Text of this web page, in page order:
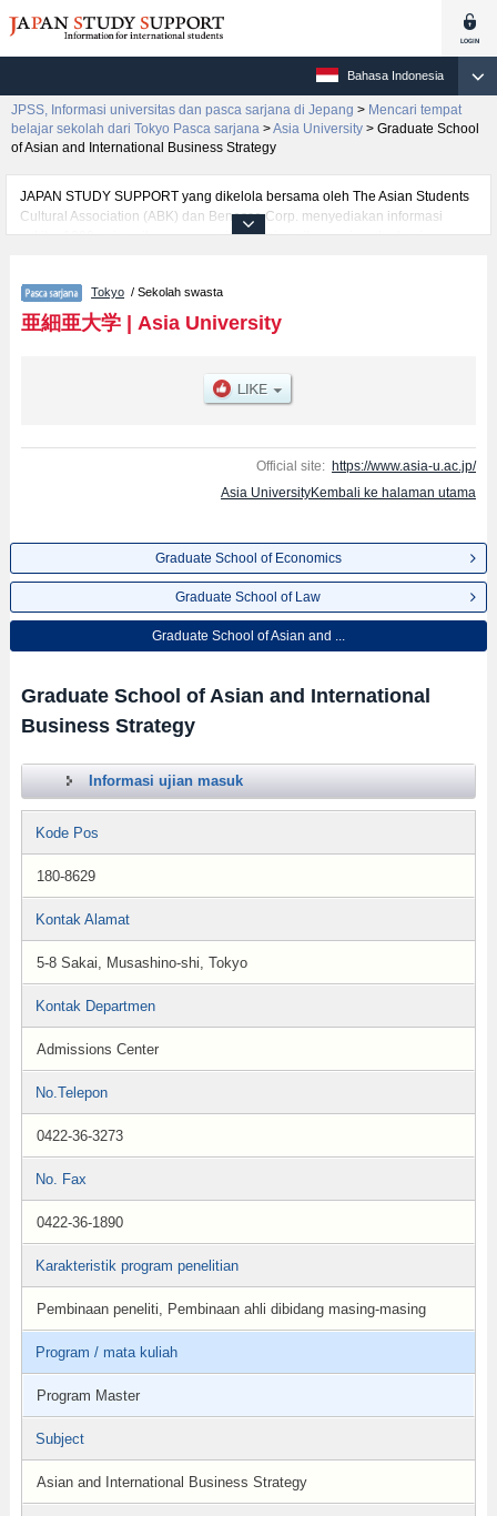
Bahasa Indonesia
JPSS, Informasi universitas dan pasca sarjana di Jepang > Mencari tempat
belajar sekolah dari Tokyo Pasca sarjana >Asia University > Graduate School
of Asian and International Business Strategy
JAPAN STUDY SUPPORT yang dikelola bersama oleh The Asian Students
Cultural Association (ABK) dan Benesse Corp. menyediakan informasi
sekitar 1300 universitas, pascasarjana, universitas yunior, akademi
jurusan riset seperti %% research %%, serta berbagai informasi yang
berguna bagi mahasiswa(i) mancanegara seperti kuota untuk jumlah
pendaftar dan jumlah kelulusan ujian masuk mahasiswa(i) mancanegara,
lainnya. Silakan memanfaatkannya.
Tokyo / Sekolah swasta
亜細亜大学| Asia University
Official site: https://www.asia-u.ac.jp/
Asia UniversityKembali ke halaman utama
Graduate School of Economics
Graduate School of Law
Graduate School of Asian and ...
Graduate School of Asian and International
Business Strategy
Informasi ujian masuk
Kode Pos
180-8629
Kontak Alamat
5-8 Sakai, Musashino-shi, Tokyo
Kontak Departmen
Admissions Center
No.Telepon
0422-36-3273
No. Fax
0422-36-1890
Karakteristik program penelitian
Pembinaan peneliti, Pembinaan ahli dibidang masing-masing
Program / mata kuliah
Program Master
Subject
Asian and International Business Strategy